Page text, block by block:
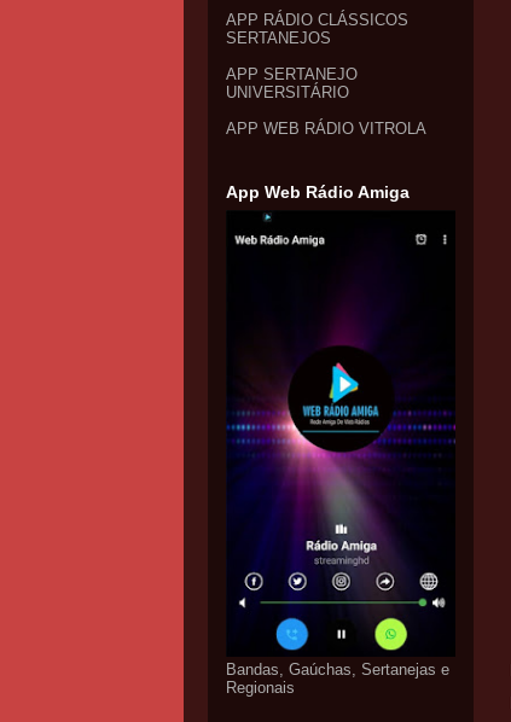
APP RÁDIO CLÁSSICOS
SERTANEJOS
APP SERTANEJO
UNIVERSITÁRIO
APP WEB RÁDIO VITROLA
App Web Rádio Amiga
Bandas, Gaúchas, Sertanejas e
Regionais